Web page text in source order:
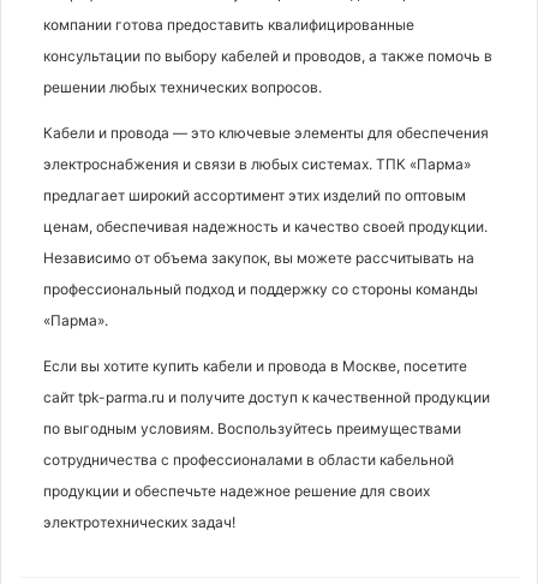
компании готова предоставить квалифицированные
консультации по выбору кабелей и проводов, а также помочь в
решении любых технических вопросов.
Кабели и провода — это ключевые элементы для обеспечения
электроснабжения и связи в любых системах. ТПК «Парма»
предлагает широкий ассортимент этих изделий по оптовым
ценам, обеспечивая надежность и качество своей продукции.
Независимо от объема закупок, вы можете рассчитывать на
профессиональный подход и поддержку со стороны команды
«Парма».
Если вы хотите купить кабели и провода в Москве, посетите
сайт tpk-parma.ru и получите доступ к качественной продукции
по выгодным условиям. Воспользуйтесь преимуществами
сотрудничества с профессионалами в области кабельной
продукции и обеспечьте надежное решение для своих
электротехнических задач!